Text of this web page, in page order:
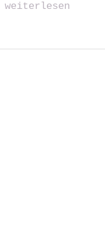
weiterlesen